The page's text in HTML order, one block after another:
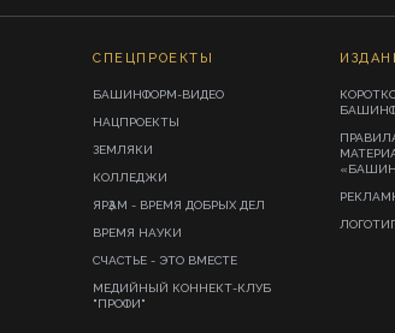
СПЕЦПРОЕКТЫ
БАШИНФОРМ-ВИДЕО
НАЦПРОЕКТЫ
ЗЕМЛЯКИ
КОЛЛЕДЖИ
ЯРҘАМ - ВРЕМЯ ДОБРЫХ ДЕЛ
ВРЕМЯ НАУКИ
СЧАСТЬЕ - ЭТО ВМЕСТЕ
МЕДИЙНЫЙ КОННЕКТ-КЛУБ
"ПРОФИ"